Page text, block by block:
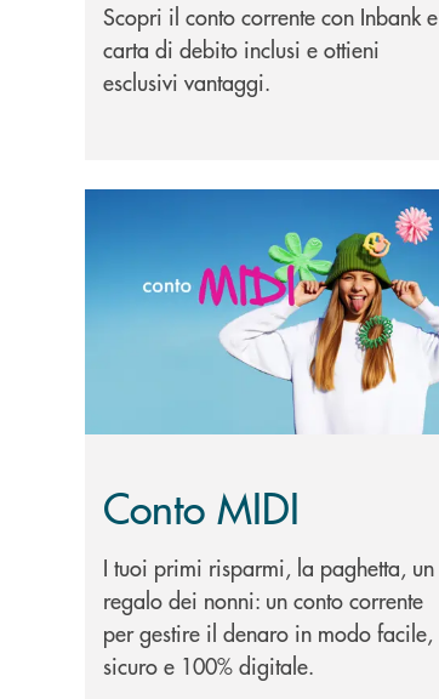
Scopri il conto corrente con Inbank e
carta di debito inclusi e ottieni
esclusivi vantaggi.
Conto MIDI
I tuoi primi risparmi, la paghetta, un
regalo dei nonni: un conto corrente
per gestire il denaro in modo facile,
sicuro e 100% digitale.